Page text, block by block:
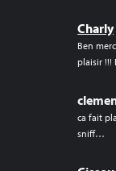
Charly
Ben
plaisir !!!
ca fait
sniff…